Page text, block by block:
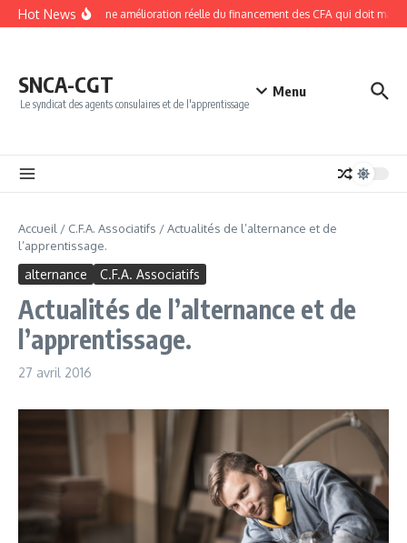
Aller au contenu
Hot News
NPEC 2026 : une amélioration réelle du financement des CFA qui doit
SNCA-CGT
Le syndicat des agents consulaires et de l'apprentissage
Menu
Accueil / C.F.A. Associatifs /Actualités de l’alternance et de
l’apprentissage.
alternance C.F.A. Associatifs
Actualités de l’alternance et de
l’apprentissage.
27 avril 2016